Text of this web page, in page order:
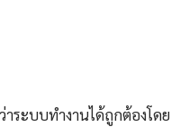
ระบบทำงานได้ถูกต้องโดย